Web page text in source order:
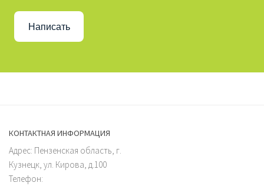
Написать
КОНТАКТНАЯ ИНФОРМАЦИЯ
Адрес: Пензенская область, г.
Кузнецк, ул. Кирова, д.100
Телефон: